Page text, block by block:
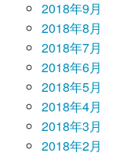
2018年9月
2018年8月
2018年7月
2018年6月
2018年5月
2018年4月
2018年3月
2018年2月